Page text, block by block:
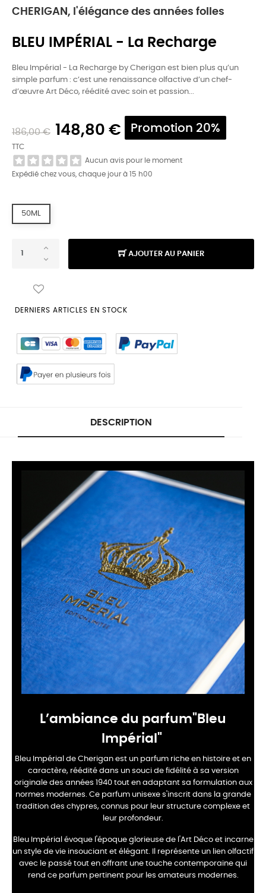
CHERIGAN, l'élégance des années folles
BLEU IMPÉRIAL - La Recharge
Bleu Impérial - La Recharge by Cherigan est bien plus qu’un
simple parfum : c’est une renaissance olfactive d’un chef-
d’œuvre Art Déco, réédité avec soin et passion...
186,00 € 148,80 € Promotion 20%
TTC
Aucun avis pour le moment
Expédié chez vous, chaque jour à 15 h00
50ML
AJOUTER AU PANIER
DERNIERS ARTICLES EN STOCK
DESCRIPTION
L’ambiance du parfum"Bleu
Impérial"
Bleu Impérial de Cherigan est un parfum riche en histoire et en
caractère, réédité dans un souci de fidélité à sa version
originale des années 1940 tout en adaptant sa formulation aux
normes modernes. Ce parfum unisexe s'inscrit dans la grande
tradition des chypres, connus pour leur structure complexe et
leur profondeur.
Bleu Impérial évoque l'époque glorieuse de l'Art Déco et incarne
un style de vie insouciant et élégant. Il représente un lien olfactif
avec le passé tout en offrant une touche contemporaine qui
rend ce parfum pertinent pour les amateurs modernes.